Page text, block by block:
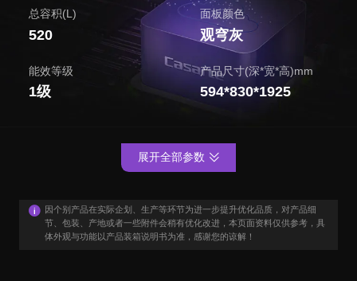
总容积(L)
520
面板颜色
观穹灰
能效等级
1级
产品尺寸(深*宽*高)mm
594*830*1925
因个别产品在实际企划、生产等环节为进一步提升优化品质，对产品细
节、包装、产地或者一些附件会稍有优化改进，本页面资料仅供参考，具
体外观与功能以产品装箱说明书为准，感谢您的谅解！
展开全部参数